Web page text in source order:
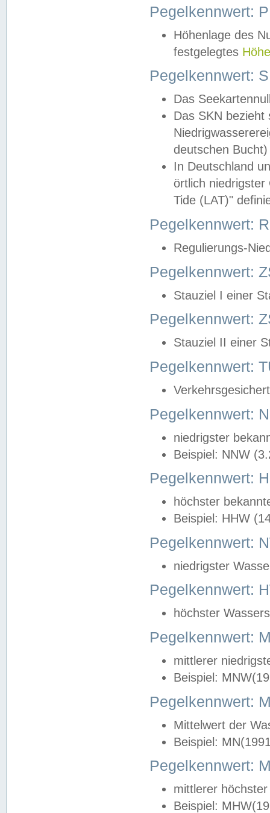
Pegelkennwert:
Höhenlage des
festgelegtes
Pegelkennwert:
Das
Das SKN
deutschen
In Deutschland
örtlich
Tide (LAT)"
Pegelkennwert:
Regulierungs-
Pegelkennwert:
Stauziel I einer
Pegelkennwert:
Stauziel II einer
Pegelkennwert:
Pegelkennwert:
niedrigster
Beispiel: NNW
Pegelkennwert:
höchster
Beispiel: HHW
Pegelkennwert:
niedrigster
Pegelkennwert:
höchster
Pegelkennwert:
mittlerer
Beispiel:
Pegelkennwert:
Mittelwert der
Beispiel:
Pegelkennwert:
mittlerer
Beispiel: